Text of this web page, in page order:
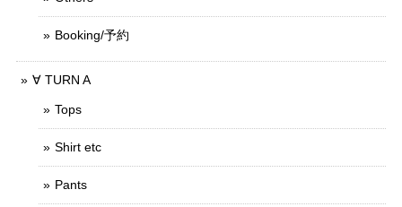
Booking/予約
∀ TURN A
Tops
Shirt etc
Pants